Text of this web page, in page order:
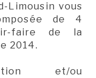
Limousin vous
de 4
faire de la
2014.
et/ou